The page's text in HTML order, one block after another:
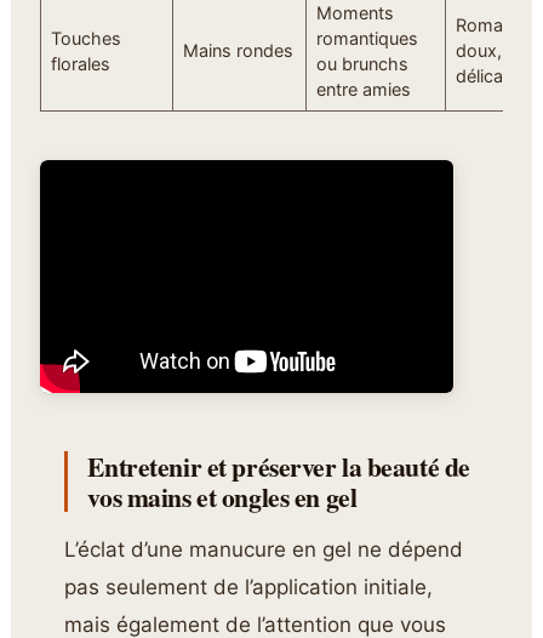
Touches
florales
Mains rondes
Moments
romantiques
ou brunchs
entre amies
doux,
délicat
Entretenir et préserver la beauté de
vos mains et ongles en gel
L’éclat d’une manucure en gel ne dépend
pas seulement de l’application initiale,
mais également de l’attention que vous